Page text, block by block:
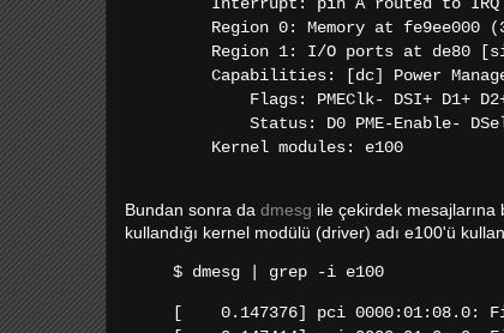
Region 0: Memory at fe9ee000
Region 1: I/O ports at de80
Capabilities: [dc] Power
Flags: PMEClk- DSI+ D1+ D2+
Status: D0 PME-Enable-
Kernel modules: e100
Bundan sonra da dmesg ile çekirdek mesajlarına
kullandığı kernel modülü (driver) adı e100'ü
$ dmesg | grep -i e100
[ 0.147376] pci 0000:01:08.0: